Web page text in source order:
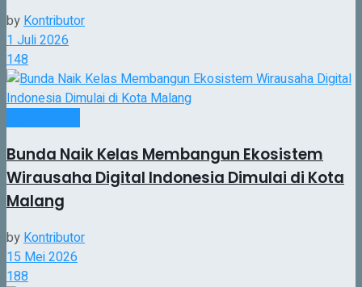
byKontributor
1 Juli 2026
148
Bunda Naik Kelas Membangun Ekosistem
Wirausaha Digital Indonesia Dimulai di Kota
Malang
by Kontributor
15 Mei 2026
188